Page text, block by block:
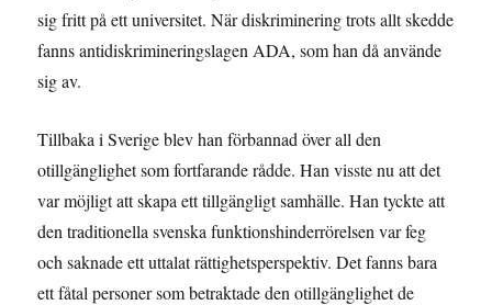
sig fritt på ett universitet. När diskriminering trots allt skedde
fanns antidiskrimineringslagen ADA, som han då använde
sig av.
Tillbaka i Sverige blev han förbannad över all den
otillgänglighet som fortfarande rådde. Han visste nu att det
var möjligt att skapa ett tillgängligt samhälle. Han tyckte att
den traditionella svenska funktionshinderrörelsen var feg
och saknade ett uttalat rättighetsperspektiv. Det fanns bara
ett fåtal personer som betraktade den otillgänglighet de